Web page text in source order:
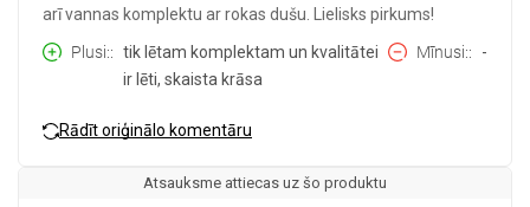
arī vannas komplektu ar rokas dušu. Lielisks pirkums!
Plusi:
tik lētam komplektam un kvalitātei
ir lēti, skaista krāsa
Mīnusi: -
Rādīt oriģinālo komentāru
Atsauksme attiecas uz šo produktu